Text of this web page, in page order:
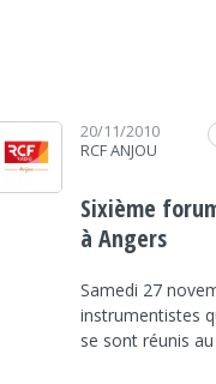
20/11/2010
RCF ANJOU
Sixième
à Angers
Samedi 27
instrumentistes
se sont réunis